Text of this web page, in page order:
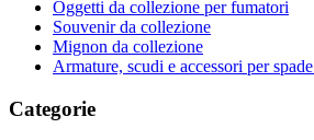
Oggetti da collezione per fumatori
Souvenir da collezione
Mignon da collezione
Armature, scudi e accessori per
Categorie